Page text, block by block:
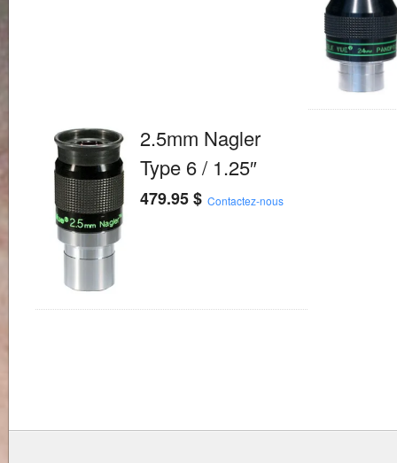
2.5mm Nagler
Type 6 / 1.25″
479.95$ Contactez-nous